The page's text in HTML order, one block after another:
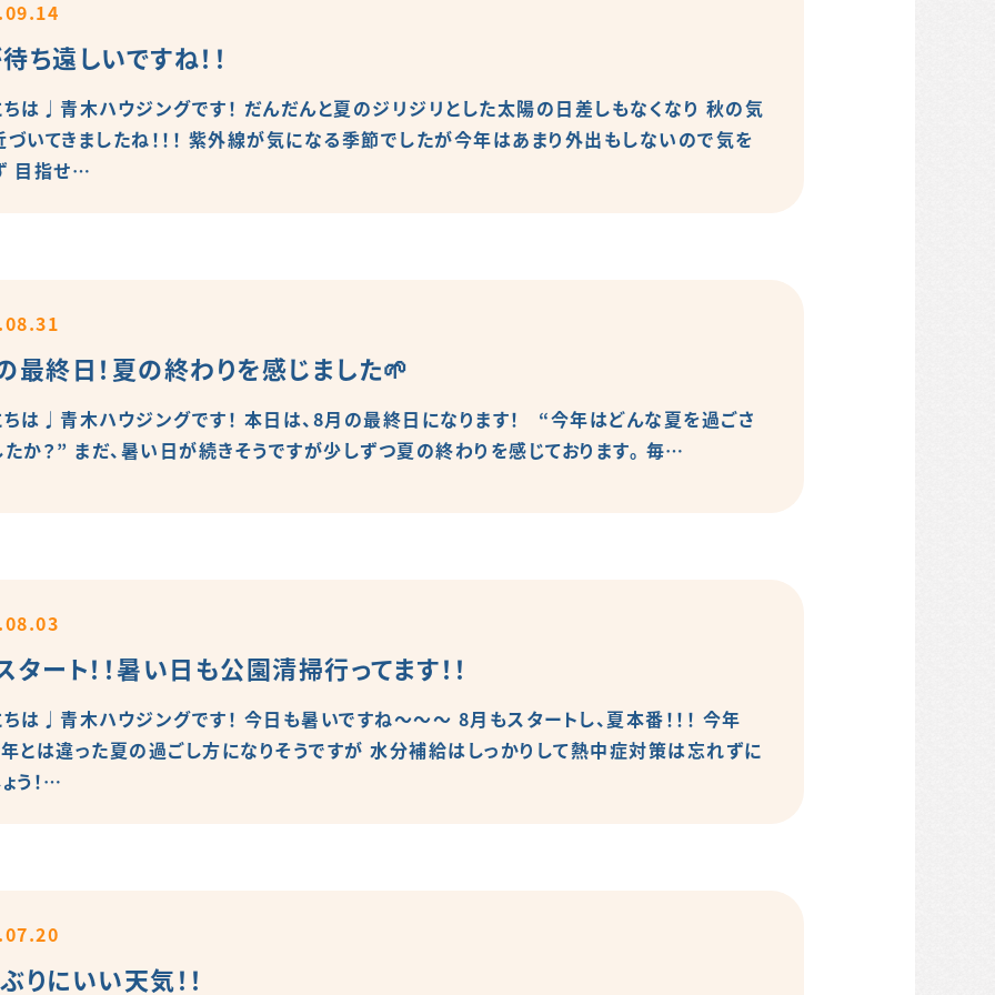
ち遠しいですね！！
ちは♩青木ハウジングです！ だんだんと夏のジリジリとした太陽の日差しもなくなり 秋の気
いてきましたね！！！ 紫外線が気になる季節でしたが今年はあまり外出もしないので気を
目指せ…
最終日！夏の終わりを感じました🌱
ちは♩青木ハウジングです！ 本日は、8月の最終日になります！ “今年はどんな夏を過ごさ
か？” まだ、暑い日が続きそうですが少しずつ夏の終わりを感じております。 毎…
タート！！暑い日も公園清掃行ってます！！
は♩青木ハウジングです！ 今日も暑いですね～～～ 8月もスタートし、夏本番！！！ 今年
年とは違った夏の過ごし方になりそうですが 水分補給はしっかりして熱中症対策は忘れずに
う！…
りにいい天気！！